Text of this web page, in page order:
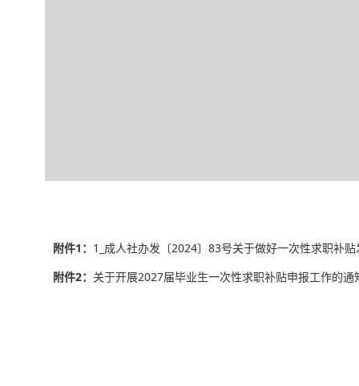
附件1： 1_成人社办发〔2024〕83号关于做好一次性求职补
附件2： 关于开展2027届毕业生一次性求职补贴申报工作的